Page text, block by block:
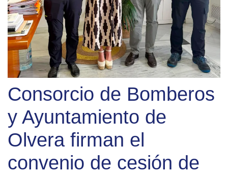
Consorcio de Bomberos
y Ayuntamiento de
Olvera firman el
convenio de cesión de